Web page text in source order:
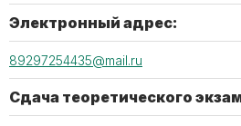
Электронный адрес:
89297254435@mail.ru
Сдача теоретического